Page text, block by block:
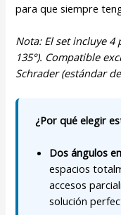
para que siempre
Nota: El set incluye 4
135°). Compatible
Schrader (estándar
¿Por qué elegir
Dos ángulos
espacios
accesos
solución